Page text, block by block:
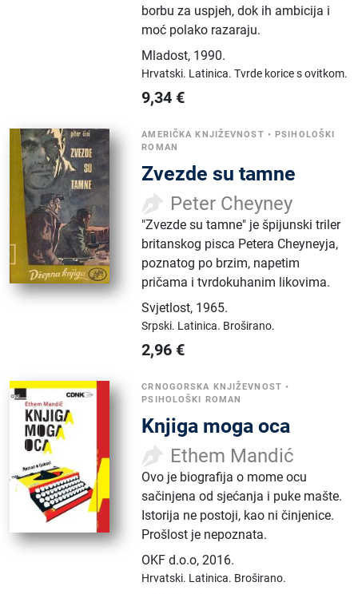
borbu za uspjeh, dok ih ambicija i
moć polako razaraju.
Mladost, 1990.
Hrvatski. Latinica.Tvrde korice s ovitkom.
9,34 €
AMERIČKA KNJIŽEVNOST •PSIHOLOŠKI
ROMAN
Zvezde su tamne
Peter Cheyney
"Zvezde su tamne" je špijunski triler
britanskog pisca Petera Cheyneyja,
poznatog po brzim, napetim
pričama i tvrdokuhanim likovima.
Svjetlost, 1965.
Srpski. Latinica. Broširano.
2,96 €
CRNOGORSKA KNJIŽEVNOST •
PSIHOLOŠKI ROMAN
Knjiga moga oca
Ethem Mandić
Ovo je biografija o mome ocu
sačinjena od sjećanja i puke mašte.
Istorija ne postoji, kao ni činjenice.
Prošlost je nepoznata.
OKF d.o.o,2016.
Hrvatski. Latinica. Broširano.